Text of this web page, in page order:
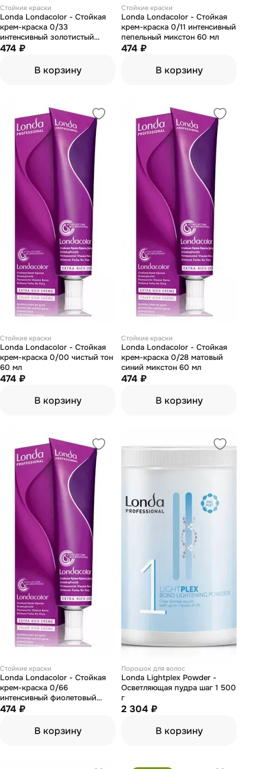
Стойкие краски
Londa Londacolor - Стойкая
крем-краска 0/33
интенсивный золотистый
микстон 60 мл
474 ₽
В корзину
Стойкие краски
Londa Londacolor - Стойкая
крем-краска 0/11 интенсивный
пепельный микстон 60 мл
474 ₽
В корзину
Стойкие краски
Londa Londacolor - Стойкая
крем-краска 0/00 чистый тон
60 мл
474 ₽
В корзину
Стойкие краски
Londa Londacolor - Стойкая
крем-краска 0/28 матовый
синий микстон 60 мл
474 ₽
В корзину
Стойкие краски
Londa Londacolor - Стойкая
крем-краска 0/66
интенсивный фиолетовый
микстон 60 мл
474 ₽
В корзину
Порошок для волос
Londa Lightplex Powder -
Осветляющая пудра шаг 1 500
г
2 304 ₽
В корзину